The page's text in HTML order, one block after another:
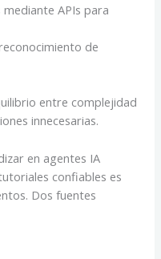
APIs para
de
entre complejidad
innecesarias.
en agentes IA
confiables es
Dos fuentes